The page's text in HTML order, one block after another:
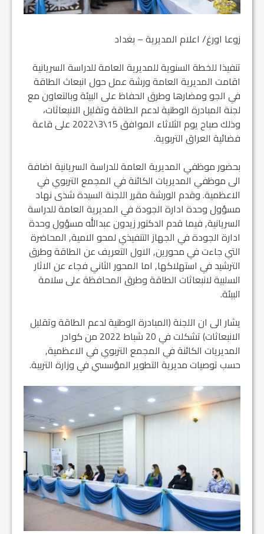
زوعا اورغ/ اعلام المديرية – بغداد
تنفيذا للخطة السنوية للمديرية العامة للدراسة السريانية
اقامت المديرية العامة ورشة عمل حول انبعاث الطاقة
في الجو ومضارها وطرق الحفاظ على البيئة وبالتعاون مع
لجنة المبادرة الوطنية لدعم الطاقة وتقليل الانبعاثات،
وذلك صباح يوم الثلاثاء الموافق 15\3\2022 على قاعة
فضائية العراق التربوية.
بحضور موظفي المديرية العامة للدراسة السريانية اضافة
الى موظفي المديريات الكائنة في المجمع التربوي في
الاعظمية. وقدم الورشة مقرر اللجنة السيدة شذى نهاد
مسؤول وحدة ادارة الجودة في المديرية العامة للدراسة
السريانية, فيما قدم الدكتور زيدون عبدالله مسؤول وحدة
ادارة الجودة في الجهاز التنفيذي لمحو الامية, المحاضرة
التي جاءت في محورين, الاول التعريف عن الطاقة وطرق
الترشيد في استهلاكها, اما المحور الثاني فجاء عن الاثار
السلبية لانبعاثات الطاقة وطرق المحافظة على سلامة
البيئة.
يشار الى ان اللجنة (المبادرة الوطنية لدعم الطاقة وتقليل
الانبعاثات) تشكلت في 20 شباط 2022 من كوادر
المديريات الكائنة في المجمع التربوي في الاعظمية,
حسب توصيات مديرية التطوير المؤسسي في وزارة التربية.